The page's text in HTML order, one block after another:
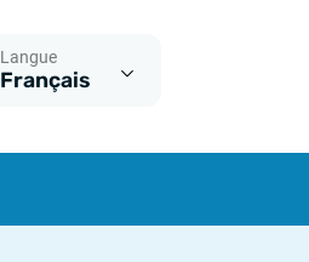
Langue
Français